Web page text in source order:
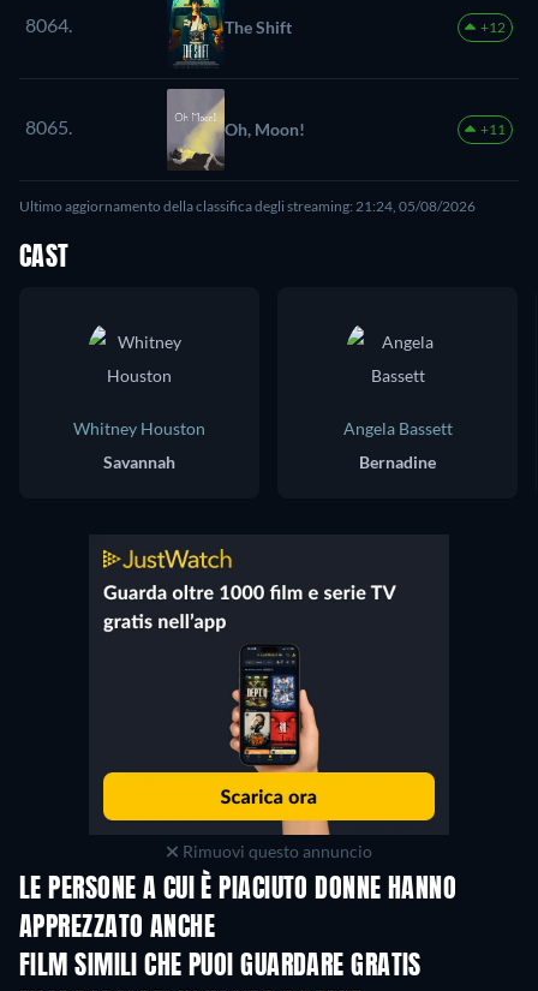
8064. The Shift +12
8065. Oh, Moon! +11
Ultimo aggiornamento della classifica degli streaming: 21:24, 05/08/2026
CAST
Whitney Houston
Savannah
Angela Bassett
Bernadine
Rimuovi questo annuncio
LE PERSONE A CUI È PIACIUTO DONNE HANNO
APPREZZATO ANCHE
FILM SIMILI CHE PUOI GUARDARE GRATIS